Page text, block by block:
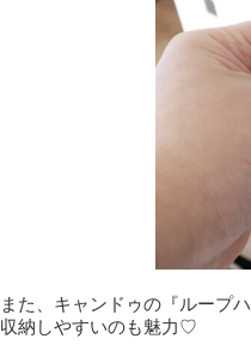
また、キャンドゥの『ループ
収納しやすいのも魅力♡